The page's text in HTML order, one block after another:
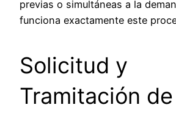
previas o simultáneas a la
funciona exactamente este
Solicitud y
Tramitación de